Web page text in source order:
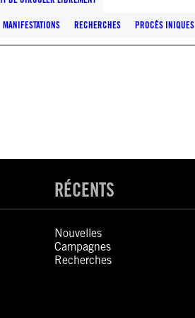
MANIFESTATIONS RECHERCHES PROCÈS INIQUES
RÉCENTS
Nouvelles
Campagnes
Recherches